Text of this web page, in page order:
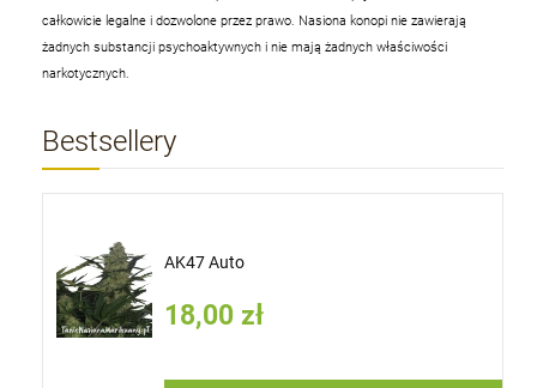
całkowicie legalne i dozwolone przez prawo. Nasiona konopi nie zawierają
żadnych substancji psychoaktywnych i nie mają żadnych właściwości
narkotycznych.
Bestsellery
AK47 Auto
18,00 zł